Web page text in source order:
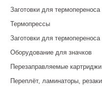
Заготовки для термопереноса
Термопрессы
Заготовки для термопереноса
Оборудование для значков
Перезаправляемые картриджи
Переплёт, ламинаторы, резаки